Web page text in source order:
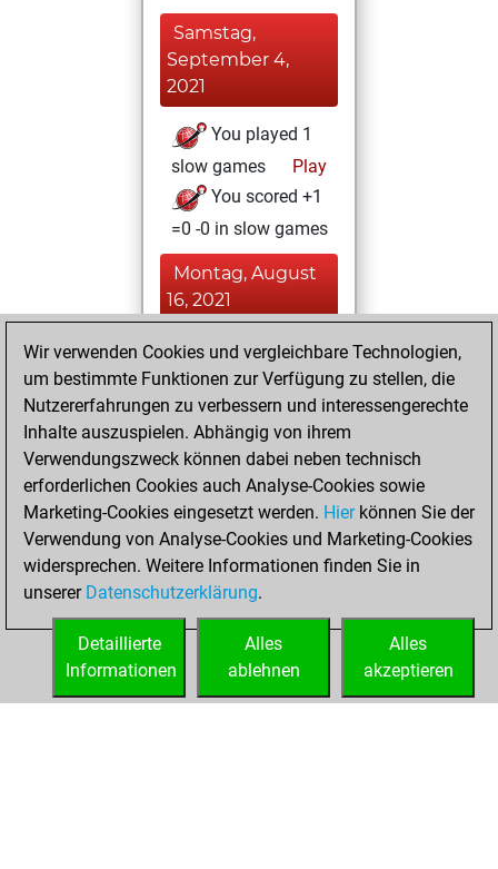
Samstag,
September 4,
2021
You played 1
slow games
Play
You scored +1
=0 -0 in slow games
Montag, August
16, 2021
You won
against Fritz
Fritz
You achieved a
BeautyScore of 6
new Elo of 1625
You created
your Fritz account
You created
your Studies account
Studies
Wir verwenden Cookies und vergleichbare Technologien,
um bestimmte Funktionen zur Verfügung zu stellen, die
Nutzererfahrungen zu verbessern und interessengerechte
Inhalte auszuspielen. Abhängig von ihrem
Verwendungszweck können dabei neben technisch
erforderlichen Cookies auch Analyse-Cookies sowie
Marketing-Cookies eingesetzt werden. Hierkönnen Sie der
Verwendung von Analyse-Cookies und Marketing-Cookies
widersprechen. Weitere Informationen finden Sie in
unserer Datenschutzerklärung.
Alles
akzeptieren
Alles
ablehnen
Detaillierte
Informationen